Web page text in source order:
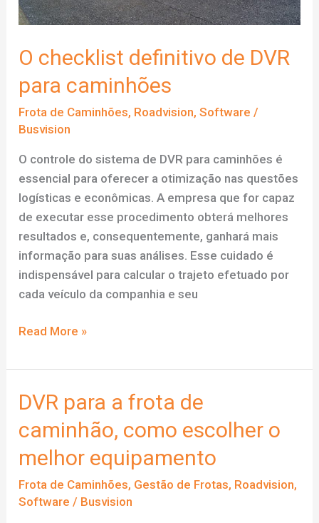
O checklist definitivo de DVR
para caminhões
Frota de Caminhões, Roadvision,Software /
Busvision
O controle do sistema de DVR para caminhões é
essencial para oferecer a otimização nas questões
logísticas e econômicas. A empresa que for capaz
de executar esse procedimento obterá melhores
resultados e, consequentemente, ganhará mais
informação para suas análises. Esse cuidado é
indispensável para calcular o trajeto efetuado por
cada veículo da companhia e seu
O
definitivo
DVR
para
caminhões
Read More »
DVR para a frota de
caminhão, como escolher o
melhor equipamento
Frota de Caminhões, Gestão de Frotas, Roadvision,
Software / Busvision